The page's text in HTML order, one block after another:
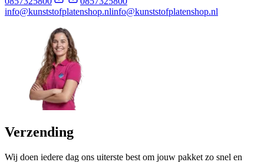
info@kunststofplatenshop.nlinfo@kunststofplatenshop.nl
Verzending
Wij doen iedere dag ons uiterste best om jouw pakket zo snel en